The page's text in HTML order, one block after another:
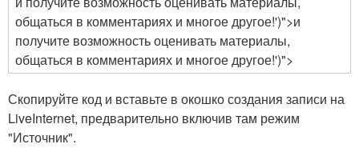
общаться в комментариях и многое другое!')">и
получите возможность оценивать материалы,
общаться в комментариях и многое другое!')">
Скопируйте код и вставьте в окошко создания записи на
LiveInternet, предварительно включив там режим
"Источник".